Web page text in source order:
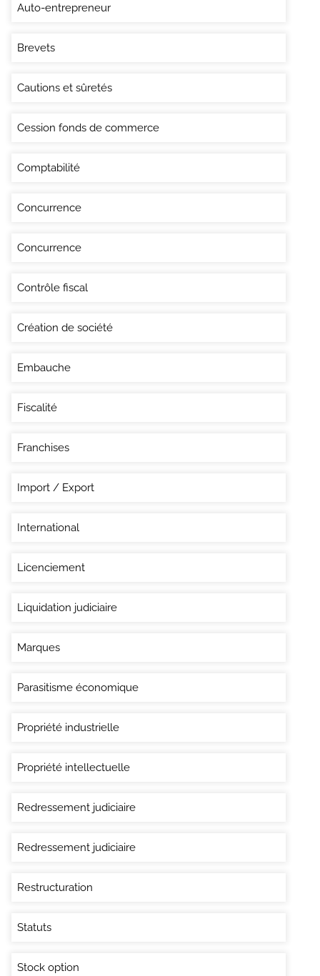
Auto-entrepreneur
Brevets
Cautions et sûretés
Cession fonds de commerce
Comptabilité
Concurrence
Concurrence
Contrôle fiscal
Création de société
Embauche
Fiscalité
Franchises
Import / Export
International
Licenciement
Liquidation judiciaire
Marques
Parasitisme économique
Propriété industrielle
Propriété intellectuelle
Redressement judiciaire
Redressement judiciaire
Restructuration
Statuts
Stock option